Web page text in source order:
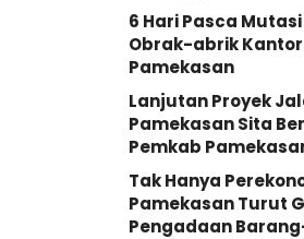
6 Hari Pasca
Obrak-abrik Kantor
Pamekasan
Lanjutan Proyek
Pamekasan Sita
Pemkab
Tak Hanya
Pamekasan Turut
Pengadaan